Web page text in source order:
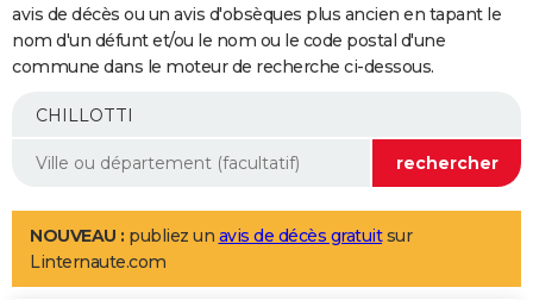
Retraite
Epargne
Immobilier
Risques naturels par ville
Banque
Assurance
AUTO
Essais
Réserver un essai
Citadines
Berlines
SUV
Forum auto
+
Mobiles
Meilleur smartphone
Internet
Ordinateurs
Jeux vidéo
Guide high-tech
Aménagement intérieur
LIFESTYLE
Art de vivre
Bien-être
Loisirs
Mode
Modes de vie
avis de décès ou un avis d'obsèques plus ancien en tapant le
nom d'un défunt et/ou le nom ou le code postal d'une
commune dans le moteur de recherche ci-dessous.
NOUVEAU : publiez un avis de décès gratuitsur
Linternaute.com